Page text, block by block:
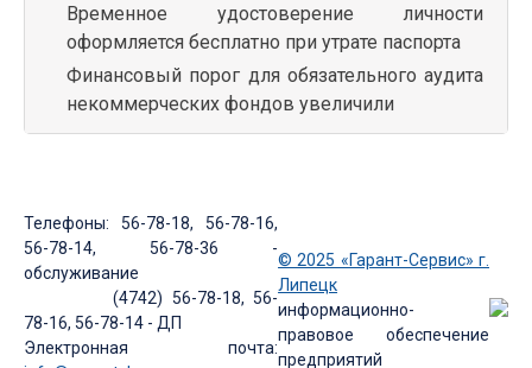
Временное удостоверение личности
оформляется бесплатно при утрате паспорта
Финансовый порог для обязательного аудита
некоммерческих фондов увеличили
Телефоны: 56-78-18, 56-78-16,
56-78-14, 56-78-36 -
обслуживание
(4742) 56-78-18, 56-
78-16, 56-78-14 - ДП
Электронная почта:
© 2025 «Гарант-Сервис» г.
Липецк
информационно-
правовое обеспечение
предприятий